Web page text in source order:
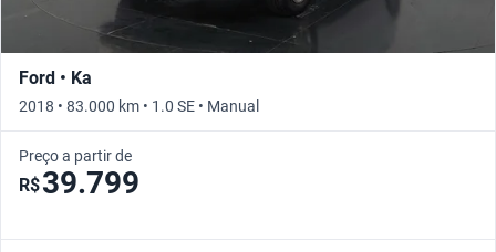
Ford • Ka
2018 • 83.000 km • 1.0 SE • Manual
Preço a partir de
R$39.799